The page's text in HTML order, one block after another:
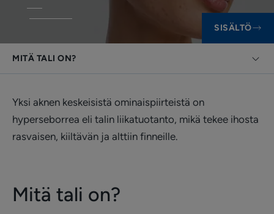
SISÄLTÖ
MITÄ TALI ON?
Yksi aknen keskeisistä ominaispiirteistä on
hyperseborrea eli talin liikatuotanto, mikä tekee ihosta
rasvaisen, kiiltävän ja alttiin finneille.
Mitä tali on?